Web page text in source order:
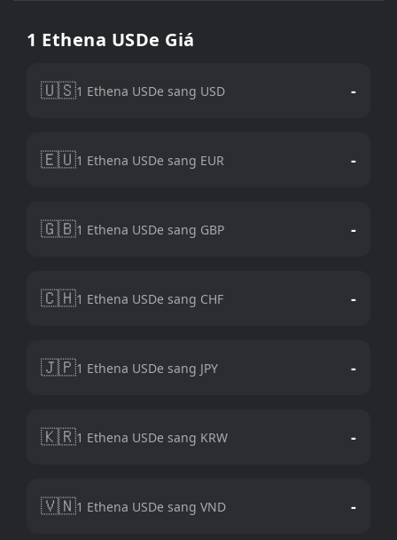
1 Ethena USDe Giá
🇺🇸1 Ethena USDe sang USD -
🇪🇺1 Ethena USDe sang EUR -
🇬🇧1 Ethena USDe sang GBP -
🇨🇭1 Ethena USDe sang CHF -
🇯🇵1 Ethena USDe sang JPY -
🇰🇷1 Ethena USDe sang KRW -
🇻🇳1 Ethena USDe sang VND -